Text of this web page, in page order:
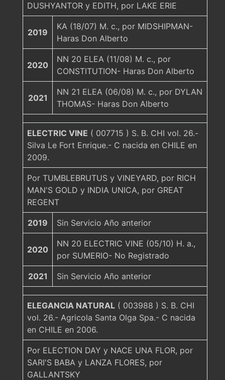
DUSHYANTOR y EDITH, por LAKE ERIE
2019
KA (18/07) M. c., por MIDSHIPMAN-
Haras Don Alberto
2020
NN 20 ELEA (11/08) M. c., por
CONSTITUTION- Haras Don Alberto
2021
NN 21 ELEA (06/08) M. c., por DYLAN
THOMAS- Haras Don Alberto
ELECTRIC VINE ( 007715 ) S. B. CHI vol. 26.-
Silva Le Fort Enrique.- C nacida en CHILE en
2009.
Por TUMBLEBRUTUS y VINEYARD, por RICH
MAN'S GOLD y INDIA UNICA, por GREAT
REGENT
2019 Sin Servicio Año anterior
2020
NN 20 ELECTRIC VINE (05/10) H. a.,
por SUMERIO- No Registrado
2021 Sin Servicio Año anterior
ELEGANCIA NATURAL ( 003988 ) S. B. CHI
vol. 26.- Agricola Santa Olga Spa.- C nacida
en CHILE en 2006.
Por ELECTION DAY y NACE UNA FLOR, por
SARI'S BABA y LANZA FLORES, por
GALLANTSKY